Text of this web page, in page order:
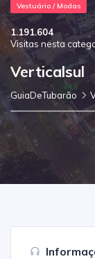
Vestuário / Modas
1.191.604
Visitas nesta
Verticalsul
GuiaDeTubarão